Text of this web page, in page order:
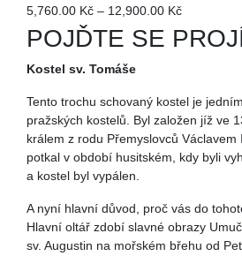
5,760.00 Kč – 12,900.00 Kč
POJĎTE SE
Kostel sv. Tomáše
Tento trochu schovaný kostel je
pražských kostelů. Byl založen jíž ve
králem z rodu Přemyslovců Václavem
potkal v období husitském, kdy byli
a kostel byl vypálen.
A nyní hlavní důvod, proč vás do
Hlavní oltář zdobí slavné obrazy
sv. Augustin na mořském břehu od